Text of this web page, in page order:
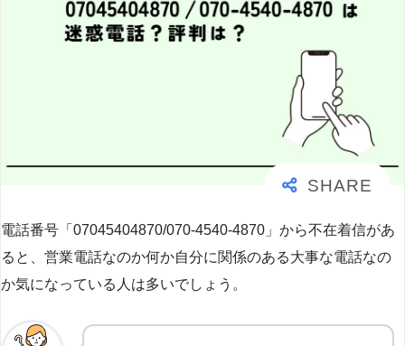
電話番号「07045404870/070-4540-4870」から不在着信があ
ると、営業電話なのか何か自分に関係のある大事な電話なの
か気になっている人は多いでしょう。